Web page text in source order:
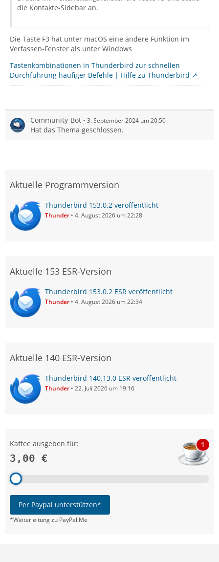
die Kontakte-Sidebar an.
Die Taste F3 hat unter macOS eine andere Funktion im
Verfassen-Fenster als unter Windows
Tastenkombinationen in Thunderbird zur schnellen
Durchführung häufiger Befehle | Hilfe zu Thunderbird
Community-Bot 3. September 2024 um 20:50
Hat das Thema geschlossen.
Aktuelle Programmversion
Thunderbird 153.0.2 veröffentlicht
Thunder 4. August 2026 um 22:28
Aktuelle 153 ESR-Version
Thunderbird 153.0.2 ESR veröffentlicht
Thunder 4. August 2026 um 22:34
Aktuelle 140 ESR-Version
Thunderbird 140.13.0 ESR veröffentlicht
Thunder 22. Juli 2026 um 19:16
Kaffee ausgeben für:
3,00 €
1
Per Paypal unterstützen*
*Weiterleitung zu PayPal.Me